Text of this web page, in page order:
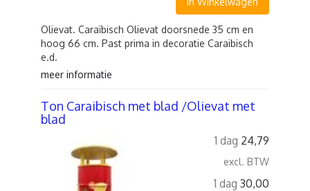
Olievat. Caraïbisch Olievat doorsnede 35 cm en
hoog 66 cm. Past prima in decoratie Caraibisch
e.d.
meer informatie
Ton Caraibisch met blad /Olievat met
blad
1 dag 24,79
excl. BTW
1 dag 30,00